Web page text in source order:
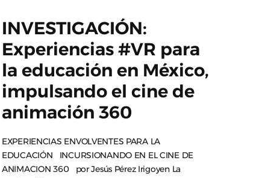
INVESTIGACIÓN:
Experiencias #VR para
la educación en México,
impulsando el cine de
animación 360
EXPERIENCIAS ENVOLVENTES PARA LA
EDUCACIÓN INCURSIONANDO EN EL CINE DE
ANIMACION 360 por Jesús Pérez Irigoyen La